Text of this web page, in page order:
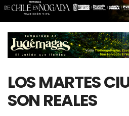
LOS MARTES
SON REALES